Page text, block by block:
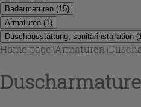
Badarmaturen (15)
Armaturen (1)
Duschausstattung, sanitärinstallation (
Home page\Armaturen \